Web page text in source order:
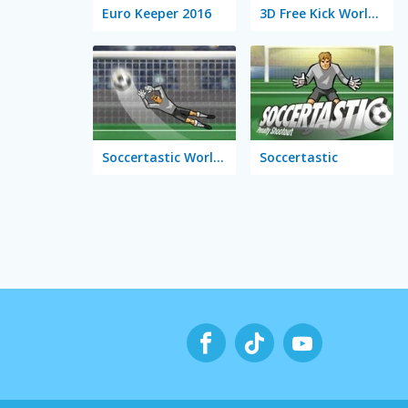
Euro Keeper 2016 3D Free Kick World Cup 18
Soccertastic World Cup 18 Soccertastic